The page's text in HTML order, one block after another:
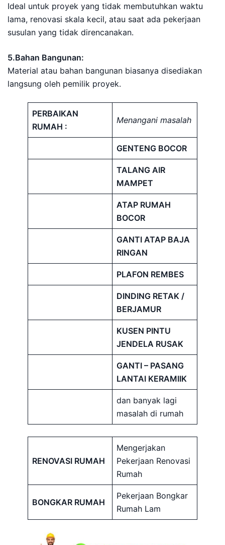
Ideal untuk proyek yang tidak membutuhkan waktu
lama, renovasi skala kecil, atau saat ada pekerjaan
susulan yang tidak direncanakan.
5.Bahan Bangunan:
Material atau bahan bangunan biasanya disediakan
langsung oleh pemilik proyek.
PERBAIKAN
RUMAH :
Menangani masalah
GENTENG BOCOR
TALANG AIR
MAMPET
ATAP RUMAH
BOCOR
GANTI ATAP BAJA
RINGAN
PLAFON REMBES
DINDING RETAK /
BERJAMUR
KUSEN PINTU
JENDELA RUSAK
GANTI – PASANG
LANTAI KERAMIIK
dan banyak lagi
masalah di rumah
RENOVASI RUMAH
Mengerjakan
Pekerjaan Renovasi
Rumah
BONGKAR RUMAH
Pekerjaan Bongkar
Rumah Lam